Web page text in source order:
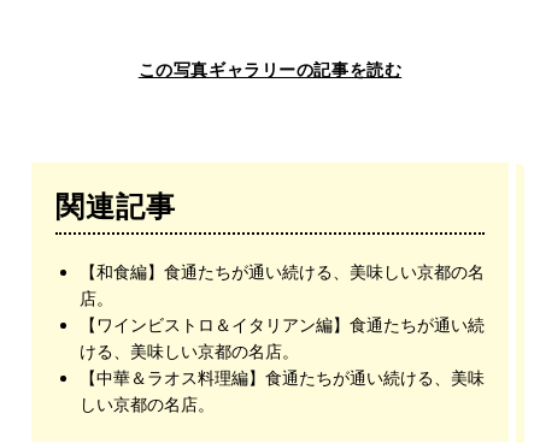
この写真ギャラリーの記事を読む
関連記事
【和食編】食通たちが通い続ける、美味しい京都の名
店。
【ワインビストロ＆イタリアン編】食通たちが通い続
ける、美味しい京都の名店。
【中華＆ラオス料理編】食通たちが通い続ける、美味
しい京都の名店。